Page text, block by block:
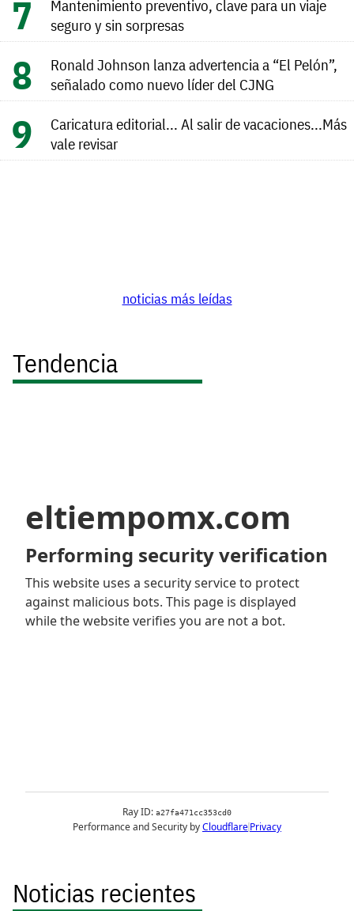
Mantenimiento preventivo, clave para un viaje
seguro y sin sorpresas
Ronald Johnson lanza advertencia a “El Pelón”,
señalado como nuevo líder del CJNG
Caricatura editorial... Al salir de vacaciones...Más
vale revisar
noticias más leídas
Tendencia
Noticias recientes